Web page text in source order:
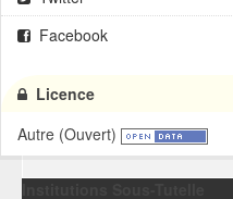
Facebook
Licence
Autre (Ouvert)